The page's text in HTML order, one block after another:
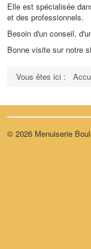
Elle est spécialisée
et des professionnels.
Besoin d'un conseil,
Bonne visite sur notre
Vous êtes ici :
© 2026 Menuiserie